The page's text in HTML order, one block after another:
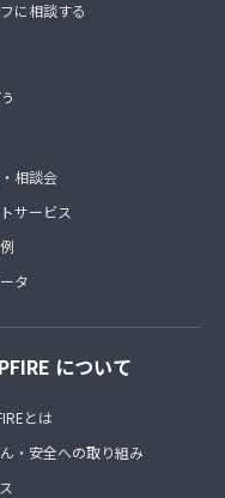
に相談する
相談会
サービス
タ
について
とは
・安全への取り組み